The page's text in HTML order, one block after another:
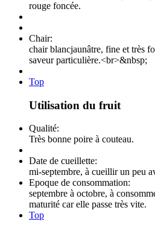
rouge foncée.
Chair:
chair blancjaunâtre, fine et très
saveur particulière.<br>&nbsp;
Top
Utilisation du fruit
Qualité:
Très bonne poire à couteau.
Date de cueillette:
mi-septembre, à cueillir un peu
Epoque de consommation:
septembre à octobre, à
maturité car elle passe très vite.
Top